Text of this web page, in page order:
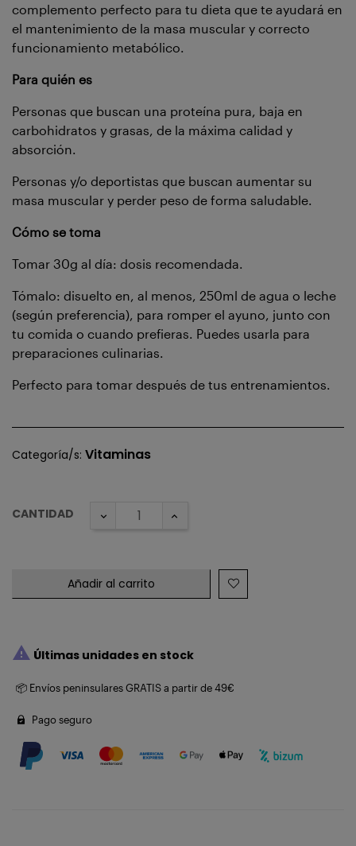
complemento perfecto para tu dieta que te ayudará en
el mantenimiento de la masa muscular y correcto
funcionamiento metabólico.
Para quién es
Personas que buscan una proteína pura, baja en
carbohidratos y grasas, de la máxima calidad y
absorción.
Personas y/o deportistas que buscan aumentar su
masa muscular y perder peso de forma saludable.
Cómo se toma
Tomar 30g al día: dosis recomendada.
Tómalo: disuelto en, al menos, 250ml de agua o leche
(según preferencia), para romper el ayuno, junto con
tu comida o cuando prefieras. Puedes usarla para
preparaciones culinarias.
Perfecto para tomar después de tus entrenamientos.
Categoría/s: Vitaminas
CANTIDAD
Añadir al carrito
 Últimas unidades en stock
📦 Envíos peninsulares GRATIS a partir de 49€
Pago seguro